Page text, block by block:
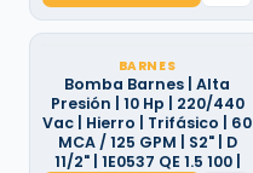
BARNES
Bomba Barnes | Alta
Presión | 10 Hp | 220/440
Vac | Hierro | Trifásico | 60
MCA / 125 GPM | S2" | D
11/2" | 1E0537 QE 1.5 100 |